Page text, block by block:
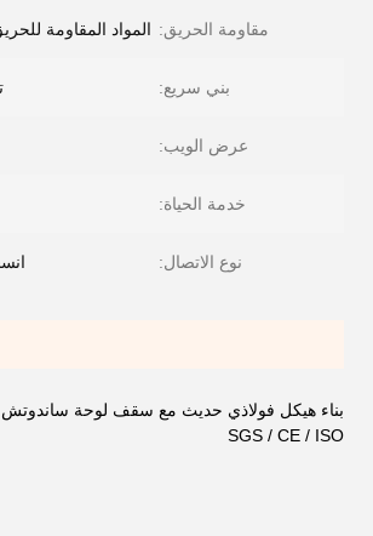
مقاومة الحريق: المواد المقاومة
بني سريع:
عرض الويب:
خدمة الحياة:
نوع الاتصال:
بناء هيكل فولاذي حديث مع سقف لوحة
SGS / CE / ISO